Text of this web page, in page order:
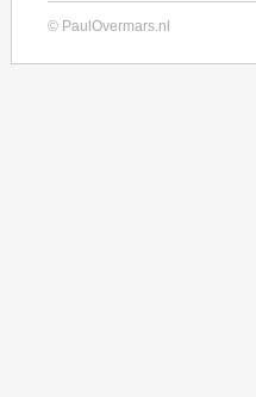
© PaulOvermars.nl